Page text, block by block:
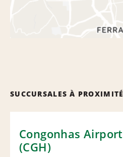
SUCCURSALES À PROXIMITÉ
Congonhas Airport
(CGH)